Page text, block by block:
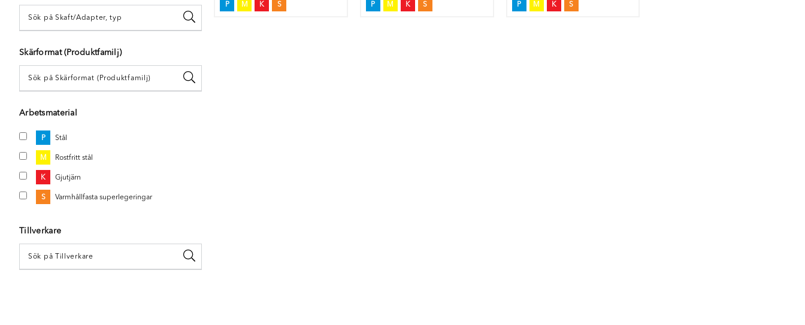
Skärformat (Produktfamilj)
Arbetsmaterial
P Stål
M Rostfritt stål
K Gjutjärn
S Varmhållfasta superlegeringar
Tillverkare
P M K S P M K S P M K S